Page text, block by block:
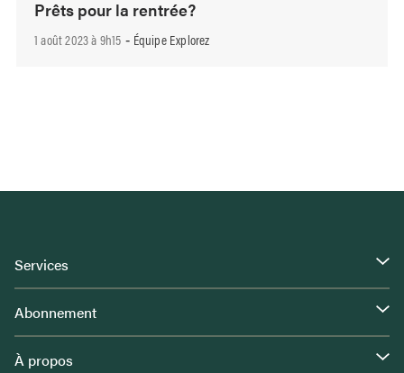
Prêts pour la rentrée?
1 août 2023 à 9h15 - Équipe Explorez
Services
Abonnement
À propos